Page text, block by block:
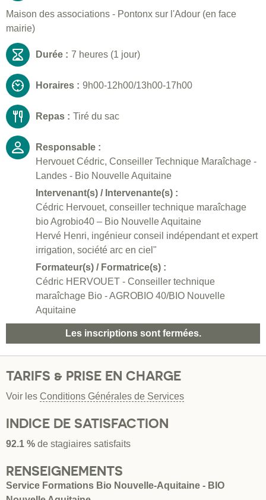
Maison des associations - Pontonx sur l'Adour (en face
mairie)
Durée : 7 heures (1 jour)
Horaires : 9h00-12h00/13h00-17h00
Repas : Tiré du sac
Responsable :
Hervouet Cédric, Conseiller Technique Maraîchage -
Landes - Bio Nouvelle Aquitaine
Intervenant(s) / Intervenante(s) :
Cédric Hervouet, conseiller technique maraîchage
bio Agrobio40 – Bio Nouvelle Aquitaine
Hervé Henri, ingénieur conseil indépendant et expert
irrigation, société arc en ciel"
Formateur(s) / Formatrice(s) :
Cédric HERVOUET - Conseiller technique
maraîchage Bio - AGROBIO 40/BIO Nouvelle
Aquitaine
Les inscriptions sont fermées.
TARIFS & PRISE EN CHARGE
Voir les Conditions Générales de Services
INDICE DE SATISFACTION
92.1 % de stagiaires satisfaits
RENSEIGNEMENTS
Service Formations Bio Nouvelle-Aquitaine - BIO